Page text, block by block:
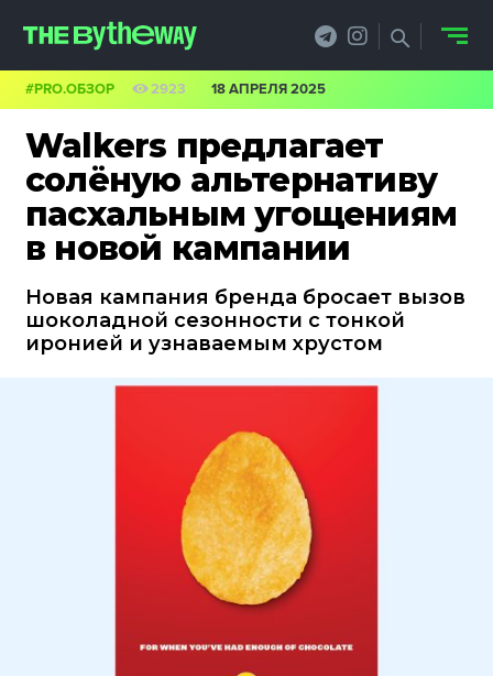
Walkers предлагает
солёную альтернативу
пасхальным угощениям
в новой кампании
Новая кампания бренда бросает вызов
шоколадной сезонности с тонкой
иронией и узнаваемым хрустом
#PRO.ОБЗОР 2923 18 АПРЕЛЯ 2025
PRO.ОБЗОР
КЕЙСЫ
КРЕАТИВА
ФЕСТИВАЛИ
ФОТОГРАФИЯ
ТИПОГРАФИКА
ИСТОРИИ БРЕНДОВ